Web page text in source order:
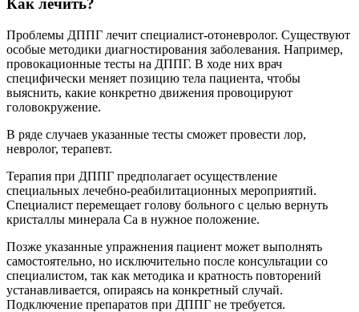
Как лечить?
Проблемы ДППГ лечит специалист-отоневролог. Существуют
особые методики диагностирования заболевания. Например,
провокационные тесты на ДППГ. В ходе них врач
специфически меняет позицию тела пациента, чтобы
выяснить, какие конкретно движения провоцируют
головокружение.
В ряде случаев указанные тесты сможет провести лор,
невролог, терапевт.
Терапия при ДППГ предполагает осуществление
специальных лечебно-реабилитационных мероприятий.
Специалист перемещает голову больного с целью вернуть
кристаллы минерала Са в нужное положение.
Позже указанные упражнения пациент может выполнять
самостоятельно, но исключительно после консультации со
специалистом, так как методика и кратность повторений
устанавливается, опираясь на конкретный случай.
Подключение препаратов при ДППГ не требуется.